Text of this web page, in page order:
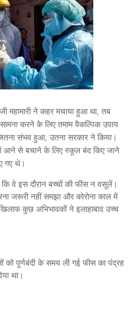
महामारी ने कहर मचाया हुआ था, तब
करने के लिए तमाम वैकल्पिक उपाय
संभव हुआ, उतना सरकार ने किया।
में आने से बचाने के लिए स्कूल बंद किए जाने
गए थे।
वे इस दौरान बच्चों की फीस न वसूलें।
जरूरी नहीं समझा और कोरोना काल में
कुछ अभिभावकों ने इलाहाबाद उच्च
पूर्णबंदी के समय ली गई फीस का पंद्रह
था।